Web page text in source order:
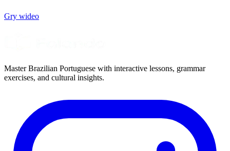
Gry wideo
Master Brazilian Portuguese with interactive lessons, grammar
exercises, and cultural insights.